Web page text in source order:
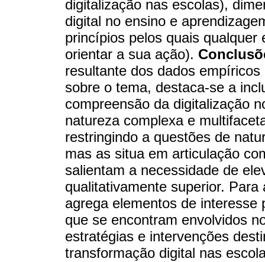
digitalização nas escolas),
digital no ensino e
princípios pelos quais
orientar a sua ação).
resultante dos dados
sobre o tema, destaca-se a
compreensão da digitalização
natureza complexa e
restringindo a questões de
mas as situa em articulação
salientam a necessidade de
qualitativamente superior.
agrega elementos de
que se encontram envolvidos
estratégias e intervenções
transformação digital nas